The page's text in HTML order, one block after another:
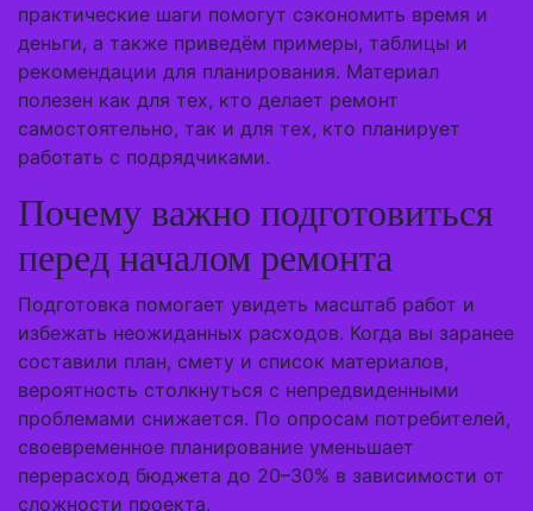
практические шаги помогут сэкономить время и
деньги, а также приведём примеры, таблицы и
рекомендации для планирования. Материал
полезен как для тех, кто делает ремонт
самостоятельно, так и для тех, кто планирует
работать с подрядчиками.
Почему важно подготовиться
перед началом ремонта
Подготовка помогает увидеть масштаб работ и
избежать неожиданных расходов. Когда вы заранее
составили план, смету и список материалов,
вероятность столкнуться с непредвиденными
проблемами снижается. По опросам потребителей,
своевременное планирование уменьшает
перерасход бюджета до 20–30% в зависимости от
сложности проекта.